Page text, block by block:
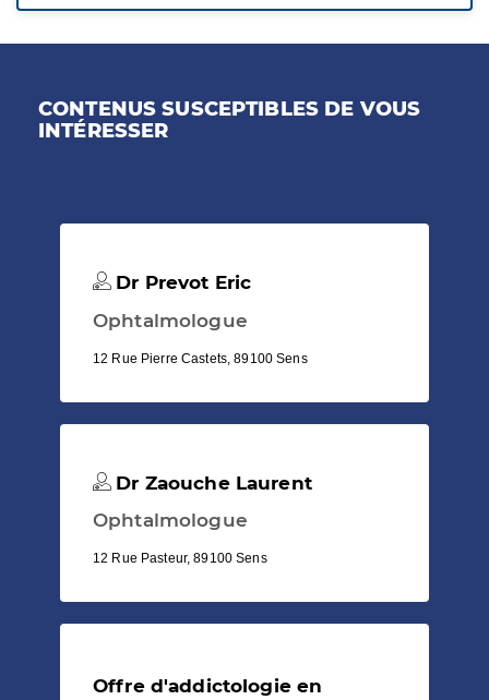
CONTENUS SUSCEPTIBLES DE VOUS
INTÉRESSER
Dr Prevot Eric
Ophtalmologue
12 Rue Pierre Castets, 89100 Sens
Dr Zaouche Laurent
Ophtalmologue
12 Rue Pasteur, 89100 Sens
Offre d'addictologie en